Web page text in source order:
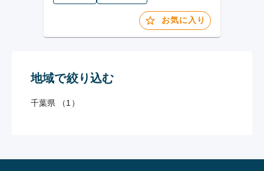
お気に入り
地域で絞り込む
千葉県 （1）